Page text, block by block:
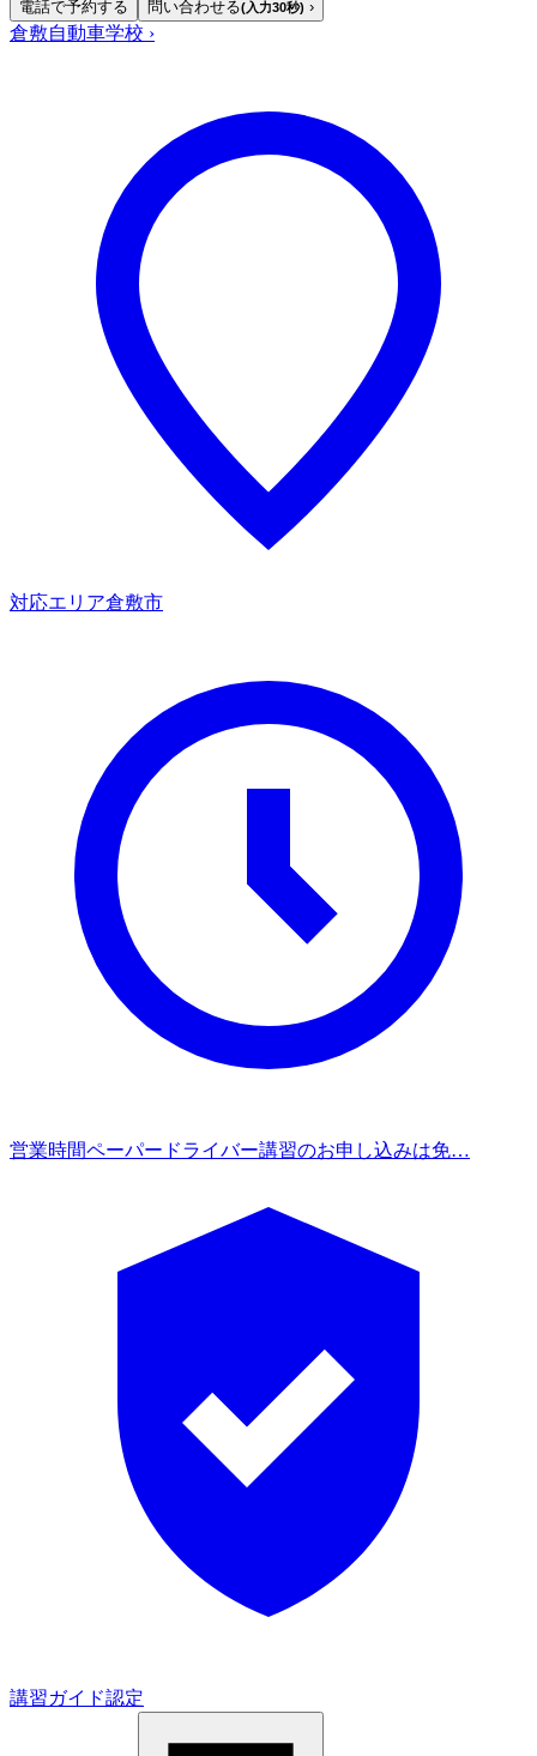
電話で予約する 問い合わせる(入力30秒) ›
倉敷自動車学校 ›
対応エリア倉敷市
営業時間ペーパードライバー講習のお申し込みは免…
講習ガイド認定